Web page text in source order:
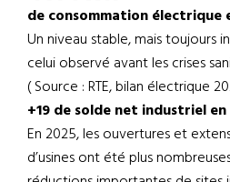
de consommation électrique
Un niveau stable, mais toujours
celui observé avant les crises
( Source : RTE, bilan électrique
+19 de solde net industriel en
En 2025, les ouvertures et
d’usines ont été plus